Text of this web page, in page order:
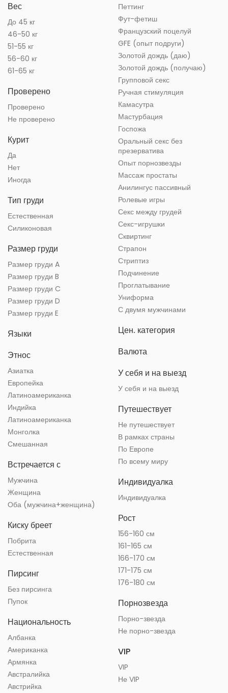
Вес
До 45 кг
46-50 кг
51-55 кг
56-60 кг
61-65 кг
Проверено
Проверено
Не проверено
Курит
Да
Нет
Иногда
Тип груди
Естественная
Силиконовая
Размер груди
Размер груди A
Размер груди B
Размер груди C
Размер груди D
Размер груди E
Языки
Этнос
Азиатка
Европейка
Латиноамериканка
Индийка
Латиноамериканка
Монголка
Смешанная
Встречается с
Мужчина
Женщина
Оба (мужчина+женщина)
Киску бреет
Побрита
Естественная
Пирсинг
Без пирсинга
Пупок
Национальность
Албанка
Американка
Армянка
Австралийка
Австрийка
Петтинг
Фут-фетиш
Французский поцелуй
GFE (опыт подруги)
Золотой дождь (даю)
Золотой дождь (получаю)
Групповой секс
Ручная стимуляция
Камасутра
Мастурбация
Госпожа
Оральный секс без
презерватива
Опыт порнозвезды
Массаж простаты
Анилингус пассивный
Ролевые игры
Секс между грудей
Секс-игрушки
Сквиртинг
Страпон
Стриптиз
Подчинение
Проглатывание
Униформа
С двумя мужчинами
Цен. категория
Валюта
У себя и на выезд
У себя и на выезд
Путешествует
Не путешествует
В рамках страны
По Европе
По всему миру
Индивидуалка
Индивидуалка
Рост
156-160 см
161-165 см
166-170 см
171-175 см
176-180 см
Порнозвезда
Порно-звезда
Не порно-звезда
VIP
VIP
Не VIP